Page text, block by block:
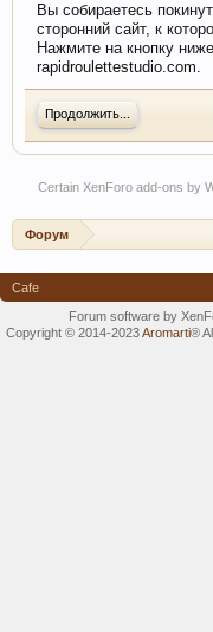
Вы собираетесь
сторонний сайт, к
Нажмите на кнопку
rapidroulettestudio.com.
Продолжить...
Certain XenForo add-ons by
Форум
Cafe
Forum software by
Copyright © 2014-2023Aromarti®